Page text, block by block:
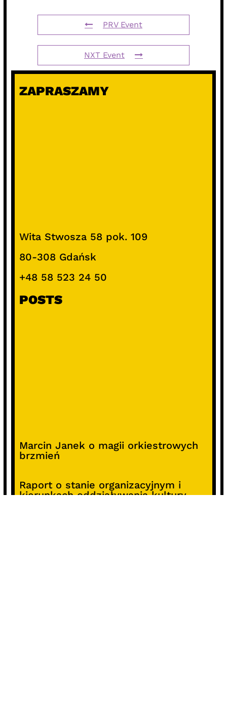
PRV Event
NXT Event
ZAPRASZAMY
Wita Stwosza 58 pok. 109
80-308 Gdańsk
+48 58 523 24 50
POSTS
Marcin Janek o magii orkiestrowych
brzmień
Raport o stanie organizacyjnym i
kierunkach oddziaływania kultury